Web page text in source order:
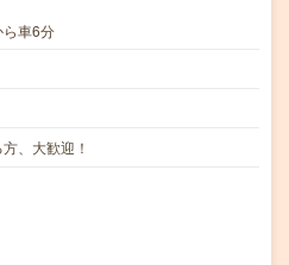
ら車6分
、大歓迎！